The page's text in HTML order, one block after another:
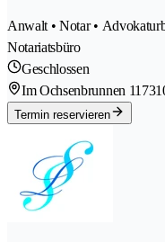
Anwalt • Notar •
Notariatsbüro
Geschlossen
Im Ochsenbrunnen 11
Termin reservieren